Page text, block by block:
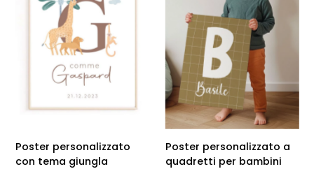
Poster personalizzato
con tema giungla
Poster personalizzato a
quadretti per bambini